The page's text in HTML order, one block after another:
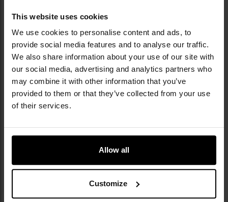
This website uses cookies
We use cookies to personalise content and ads, to
provide social media features and to analyse our traffic.
We also share information about your use of our site with
our social media, advertising and analytics partners who
may combine it with other information that you’ve
provided to them or that they’ve collected from your use
of their services.
Allow all
Customize
NAJWAŻNIEJSZE CECHY
12 praktycznych narzędzi
stal nierdzewna